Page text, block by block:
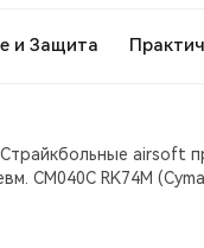
и Защита
Страйкбольные airsoft
СМ040C RK74М